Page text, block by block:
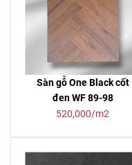
Sàn gỗ One Black cốt
đen WF 89-98
520,000/m2